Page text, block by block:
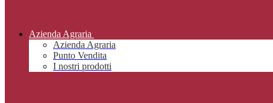
Azienda Agraria
Azienda Agraria
Punto Vendita
I nostri prodotti